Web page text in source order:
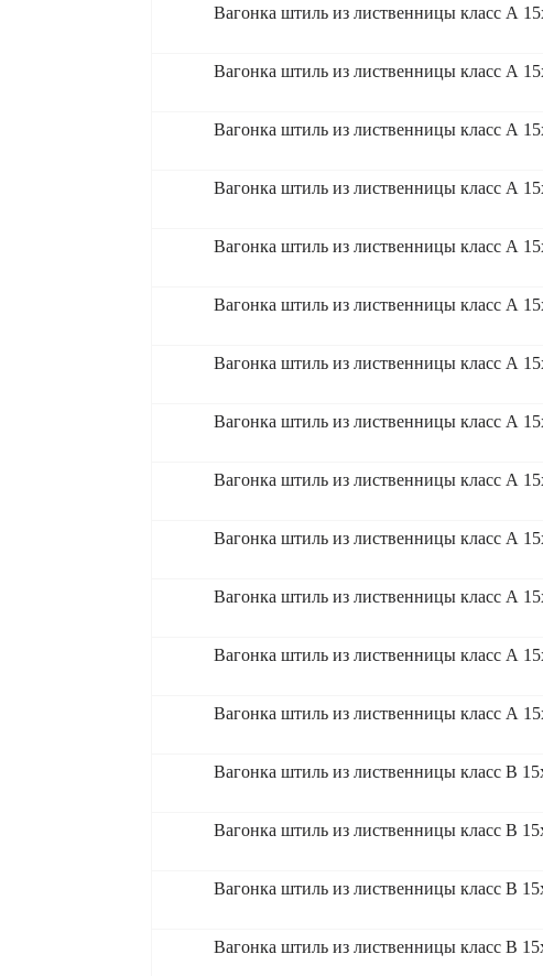
Вагонка штиль из лиственницы класс А
Вагонка штиль из лиственницы класс А
Вагонка штиль из лиственницы класс А
Вагонка штиль из лиственницы класс А
Вагонка штиль из лиственницы класс А
Вагонка штиль из лиственницы класс А
Вагонка штиль из лиственницы класс А
Вагонка штиль из лиственницы класс А
Вагонка штиль из лиственницы класс А
Вагонка штиль из лиственницы класс А
Вагонка штиль из лиственницы класс А
Вагонка штиль из лиственницы класс А
Вагонка штиль из лиственницы класс А
Вагонка штиль из лиственницы класс В
Вагонка штиль из лиственницы класс В
Вагонка штиль из лиственницы класс В
Вагонка штиль из лиственницы класс В